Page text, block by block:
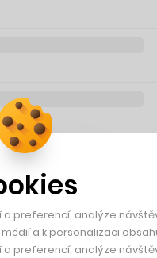
preferencí, analýze
a k personalizaci
preferencí, analýze